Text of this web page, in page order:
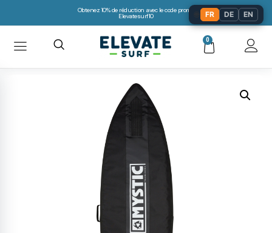
Obtenez 10% de réduction avec le code promo:
Elevatesurf10
0
FR DE EN